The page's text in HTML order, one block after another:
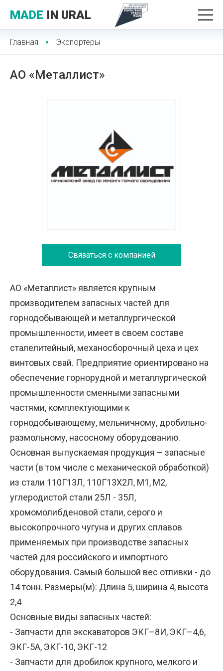
MADE IN URAL
Главная Экспортеры
АО «Металлист»
Связаться с компанией
АО «Металлист» является крупным
производителем запасных частей для
горнодобывающей и металлургической
промышленности, имеет в своем составе
сталелитейный, механосборочный цеха и цех
винтовых свай. Предприятие ориентировано на
обеспечение горнорудной и металлургической
промышленности сменными запасными
частями, комплектующими к
горнодобывающему, мельничному, дробильно-
размольному, насосному оборудованию.
Основная выпускаемая продукция – запасные
части (в том числе с механической обработкой)
из стали 110Г13Л, 110Г13Х2Л, М1, М2,
углеродистой стали 25Л - 35Л,
хромомолибденовой стали, серого и
высокопрочного чугуна и других сплавов
применяемых при производстве запасных
частей для российского и импортного
оборудования. Самый большой вес отливки - до
14 тонн. Размеры(м): Длина 5, ширина 4, высота
2,4
Основные виды запасных частей:
- Запчасти для экскаваторов ЭКГ–8И, ЭКГ–4,6,
ЭКГ-5А, ЭКГ-10, ЭКГ-12
- Запчасти для дробилок крупного, мелкого и